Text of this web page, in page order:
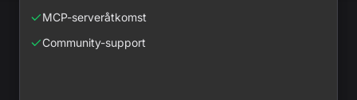
MCP-serveråtkomst
Community-support